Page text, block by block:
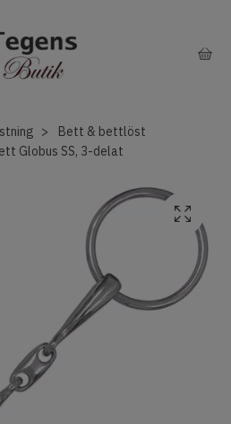
Bett & bettlöst
Globus SS, 3-delat